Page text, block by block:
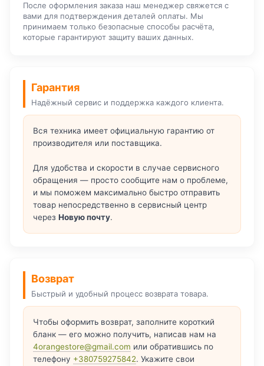
После оформления заказа наш менеджер свяжется с
вами для подтверждения деталей оплаты. Мы
принимаем только безопасные способы расчёта,
которые гарантируют защиту ваших данных.
Гарантия
Надёжный сервис и поддержка каждого клиента.
Вся техника имеет официальную гарантию от
производителя или поставщика.
Для удобства и скорости в случае сервисного
обращения — просто сообщите нам о проблеме,
и мы поможем максимально быстро отправить
товар непосредственно в сервисный центр
через Новую почту.
Возврат
Быстрый и удобный процесс возврата товара.
Чтобы оформить возврат, заполните короткий
бланк — его можно получить, написав нам на
4orangestore@gmail.com или обратившись по
телефону +380759275842. Укажите свои